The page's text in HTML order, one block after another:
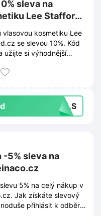
sleva na
Lee Stafford
vlasovou kosmetiku Lee
se slevou 10%. Kód
užijte si výhodnější
KPLS
5% sleva na
5% na celý nákup v
Jak získáte slevový
přihlásit k odběru